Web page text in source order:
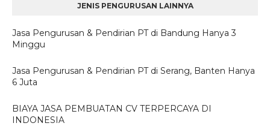
JENIS PENGURUSAN LAINNYA
Jasa Pengurusan & Pendirian PT di Bandung Hanya 3
Minggu
Jasa Pengurusan & Pendirian PT di Serang, Banten Hanya
6 Juta
BIAYA JASA PEMBUATAN CV TERPERCAYA DI
INDONESIA